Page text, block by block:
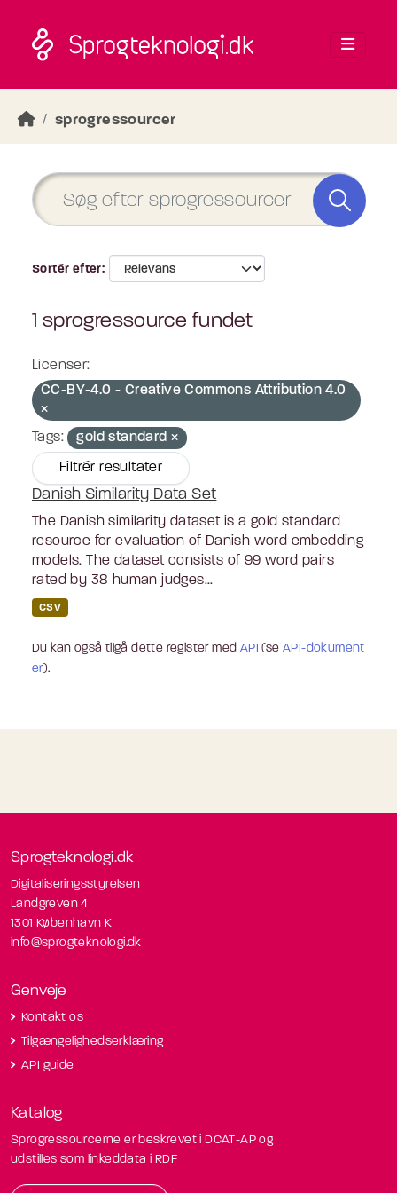
sprogressourcer
Sortér efter
1 sprogressource fundet
Licenser:
CC-BY-4.0 - Creative Commons Attribution 4.0
Tags: gold standard
Filtrér resultater
Danish Similarity Data Set
The Danish similarity dataset is a gold standard
resource for evaluation of Danish word embedding
models. The dataset consists of 99 word pairs
rated by 38 human judges...
CSV
Du kan også tilgå dette register med API (seAPI-dokument
er).
Sprogteknologi.dk
Digitaliseringsstyrelsen
Landgreven 4
1301 København K
info@sprogteknologi.dk
Genveje
Kontakt os
Tilgængelighedserklæring
API guide
Katalog
Sprogressourcerne er beskrevet i DCAT-AP og
udstilles som linkeddata i RDF